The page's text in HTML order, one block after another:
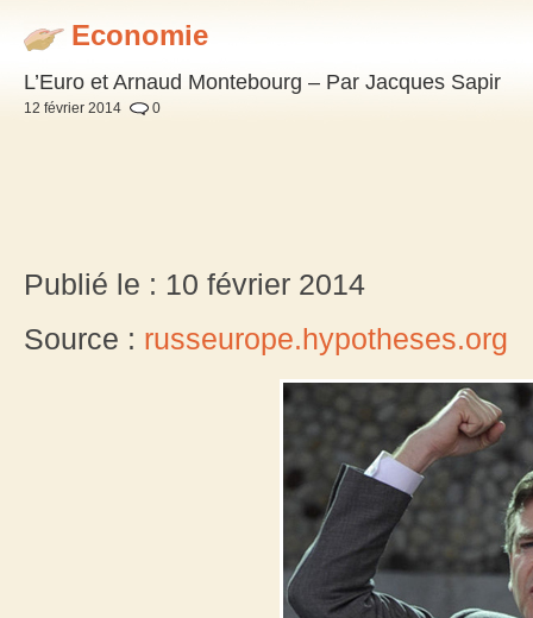
Economie
L’Euro et Arnaud Montebourg – Par Jacques Sapir
12 février 2014 0
Publié le : 10 février 2014
Source : russeurope.hypotheses.org